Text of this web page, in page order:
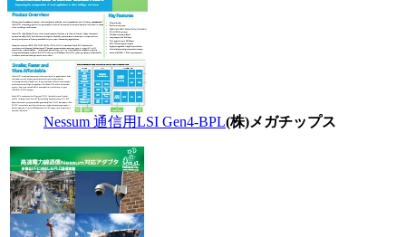
Nessum 通信用LSI Gen4-BPL(株)メガチップス